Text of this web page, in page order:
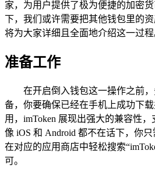
家，为用户提供了极为便捷的加密
下，我们或许需要把其他钱包里的
将为大家详细且全面地介绍这一过程
准备工作
在开启倒入钱包这一操作之前
备，你要确保已经在手机上成功下
用，imToken 展现出强大的兼容性，
像 iOS 和 Android 都不在话下，你只
在对应的应用商店中轻松搜索
可。